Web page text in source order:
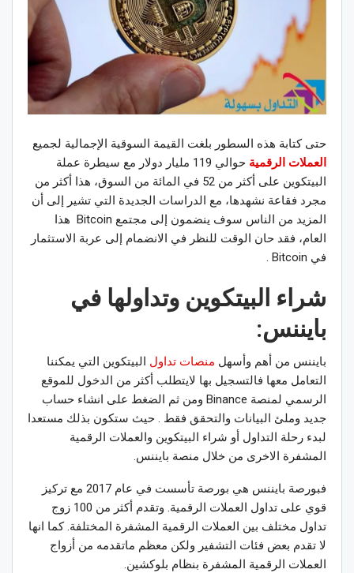
حتى كتابة هذه السطور بلغت القيمة السوقية الإجمالية لجميع
العملات الرقمية
حوالي 119 مليار دولار مع سيطرة عملة
البيتكوين على أكثر من 52 في المائة من السوق، هذا أكثر من
مجرد فقاعة نشهدها، مع الدراسات الجديدة التي تشير إلى أن
المزيد من الناس سوف ينضمون إلى مجتمع Bitcoin هذا
العام، فقد حان الوقت للنظر في الانضمام إلى عربة الاستثمار
في Bitcoin .
شراء البيتكوين وتداولها في
بايننس:
بايننس من أهم وأسهل منصات تداول البيتكوين التي يمكننا
التعامل معها فالتسجيل بها لايتطلب أكثر من الدخول للموقع
الرسمي لمنصة Binance ومن ثم الضغط على انشاء حساب
جديد وملئ البيانات والتحقق فقط . حيث ستكون بذلك مستعدا
لبدء رحلة التداول أو شراء البيتكوين والعملات الرقمية
المشفرة الاخرى من خلال منصة بايننس.
فبورصة بايننس هي بورصة تأسست في عام 2017 مع تركيز
قوي على تداول العملات الرقمية. وتقدم أكثر من 100 زوج
تداول مختلف بين العملات الرقمية المشفرة المختلفة. كما انها
لا تقدم بعض فئات التشفير ولكن معظم ماتقدمه من أزواج
العملات الرقمية المشفرة بنظام بلوكشين.